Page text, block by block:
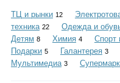
ТЦ и рынки 12
техника 22 Одежда и
Детям 8 Химия 4 Спорт
Подарки 5 Галантерея 3
Мультимедиа 3